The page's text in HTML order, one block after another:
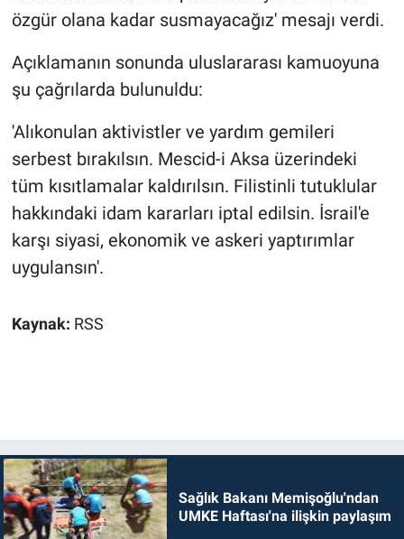
özgür olana kadar susmayacağız' mesajı verdi.
Açıklamanın sonunda uluslararası kamuoyuna
şu çağrılarda bulunuldu:
'Alıkonulan aktivistler ve yardım gemileri
serbest bırakılsın. Mescid-i Aksa üzerindeki
tüm kısıtlamalar kaldırılsın. Filistinli tutuklular
hakkındaki idam kararları iptal edilsin. İsrail'e
karşı siyasi, ekonomik ve askeri yaptırımlar
uygulansın'.
Kaynak: RSS
Sağlık Bakanı Memişoğlu'ndan
UMKE Haftası'na ilişkin paylaşım